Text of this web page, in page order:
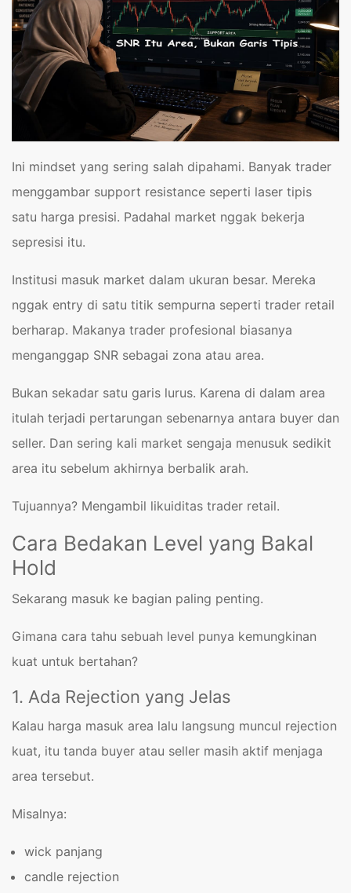
Ini mindset yang sering salah dipahami. Banyak trader
menggambar support resistance seperti laser tipis
satu harga presisi. Padahal market nggak bekerja
sepresisi itu.
Institusi masuk market dalam ukuran besar. Mereka
nggak entry di satu titik sempurna seperti trader retail
berharap. Makanya trader profesional biasanya
menganggap SNR sebagai zona atau area.
Bukan sekadar satu garis lurus. Karena di dalam area
itulah terjadi pertarungan sebenarnya antara buyer dan
seller. Dan sering kali market sengaja menusuk sedikit
area itu sebelum akhirnya berbalik arah.
Tujuannya? Mengambil likuiditas trader retail.
Cara Bedakan Level yang Bakal
Hold
Sekarang masuk ke bagian paling penting.
Gimana cara tahu sebuah level punya kemungkinan
kuat untuk bertahan?
1. Ada Rejection yang Jelas
Kalau harga masuk area lalu langsung muncul rejection
kuat, itu tanda buyer atau seller masih aktif menjaga
area tersebut.
Misalnya:
wick panjang
candle rejection